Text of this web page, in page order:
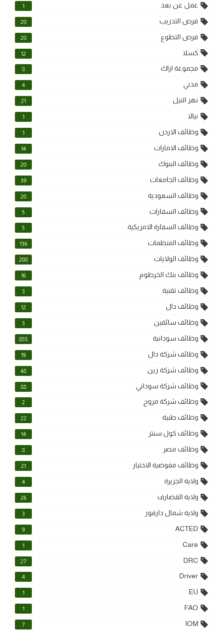
عمل عن بعد 1
فرص التدريب 20
فرص التطوع 20
كسلا 12
مجموعة اراك 8
مدني 4
نهر النيل 21
نيالا 1
وظائف الاردن 1
وظائف الامارات 14
وظائف البنوك 20
وظائف الجامعات 39
وظائف السعودية 20
وظائف السفارات 5
وظائف السفارة الامريكية 5
وظائف المنظمات 136
وظائف الولايات 208
وظائف بنك الخرطوم 16
وظائف تقنية 3
وظائف دال 12
وظائف سائقين 3
وظائف سودانية 855
وظائف شركة دال 19
وظائف شركة زين 48
وظائف شركة سوداني 88
وظائف شركة مروج 2
وظائف طبية 22
وظائف كول سنتر 14
وظائف مصر 8
وظائف مفوضية الاختيار 21
ولاية الجزيرة 4
ولاية القضارف 26
ولاية شمال دارفور 3
ACTED
9
Care
1
DRC
27
Driver
4
EU
1
FAO
1
IOM
7